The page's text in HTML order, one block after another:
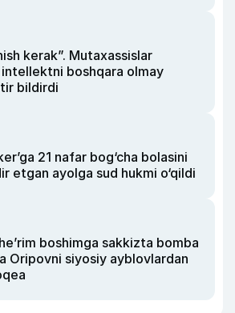
kerak”. Mutaxassislar
intellektni boshqara olmay
bildirdi
21 nafar bog‘cha bolasini
etgan ayolga sud hukmi o‘qildi
boshimga sakkizta bomba
Oripovni siyosiy ayblovlardan